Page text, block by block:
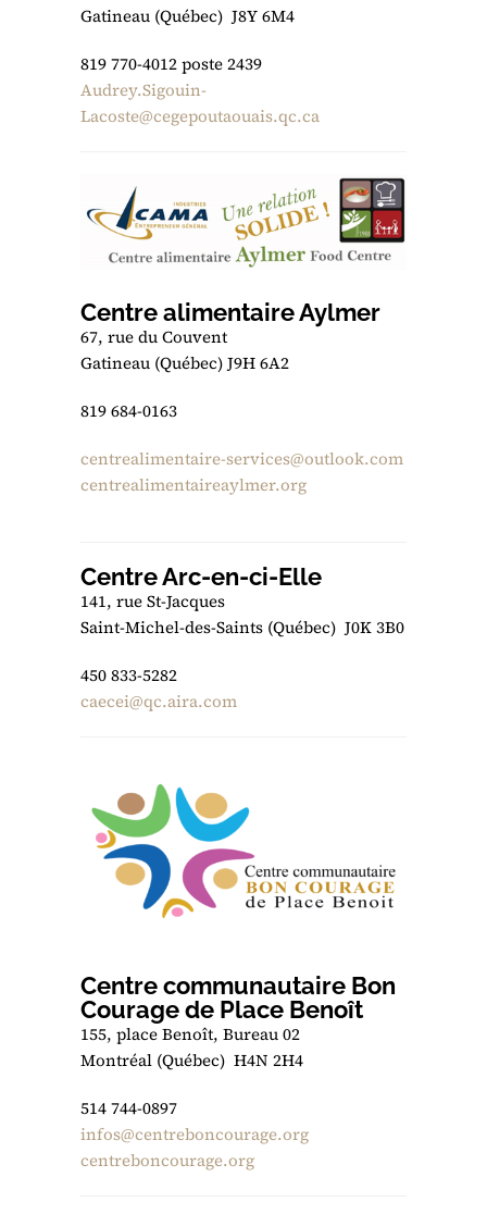
Gatineau (Québec) J8Y 6M4
819 770-4012 poste 2439
Audrey.Sigouin-
Lacoste@cegepoutaouais.qc.ca
Centre alimentaire Aylmer
67, rue du Couvent
Gatineau (Québec) J9H 6A2
819 684-0163
centrealimentaire-services@outlook.com
centrealimentaireaylmer.org
Centre Arc-en-ci-Elle
141, rue St-Jacques
Saint-Michel-des-Saints (Québec) J0K 3B0
450 833-5282
caecei@qc.aira.com
Centre communautaire Bon
Courage de Place Benoît
155, place Benoît, Bureau 02
Montréal (Québec) H4N 2H4
514 744-0897
infos@centreboncourage.org
centreboncourage.org